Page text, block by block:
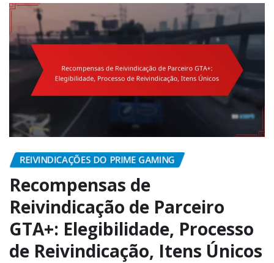
REIVINDICAÇÕES DO PRIME GAMING
Recompensas de
Reivindicação de Parceiro
GTA+: Elegibilidade, Processo
de Reivindicação, Itens Únicos